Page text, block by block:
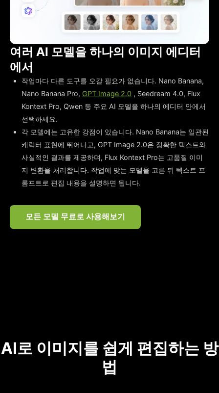
여러 AI 모델을 하나의 이미지 에디터
에서
작업마다 다른 도구를 오갈 필요가 없습니다. Nano Banana,
Nano Banana Pro, GPT Image 2.0 , Seedream 4.0, Flux
Kontext Pro, Qwen 등 주요 AI 모델을 하나의 에디터 안에서
선택하세요.
각 모델에는 고유한 강점이 있습니다. Nano Banana는 일관된
캐릭터 표현에 뛰어나고, GPT Image 2.0은 정확한 텍스트와
사실적인 결과를 제공하며, Flux Kontext Pro는 고품질 이미
지 변환을 처리합니다. 작업에 맞는 모델을 고른 뒤 텍스트 프
롬프트로 편집 내용을 설명하면 됩니다.
모든 모델 무료로 사용해보기
AI로 이미지를 쉽게 편집하는 방
법